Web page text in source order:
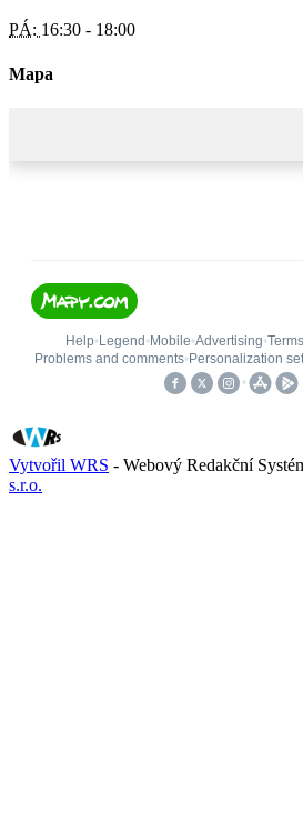
PÁ: 16:30 - 18:00
Mapa
Vytvořil WRS - Webový Redakční
s.r.o.